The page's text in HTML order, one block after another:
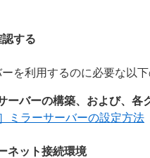
する
ーを利用するのに必要な以
ーバーの構築、および、各
］ミラーサーバーの設定方法
ネット接続環境